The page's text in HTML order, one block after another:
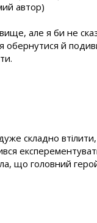
автор)
але я би не
обернутися й
складно
що головний